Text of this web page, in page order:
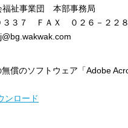
祉事業団 本部事務局
３７ ＦＡＸ ０２６－２２８
償のソフトウェア「Adobe
ンロード